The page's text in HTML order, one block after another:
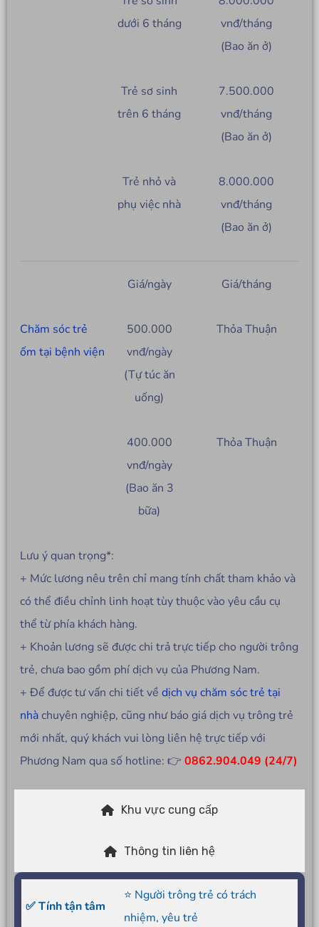
dưới 6 tháng
vnđ/tháng
(Bao ăn ở)
Trẻ sơ sinh
trên 6 tháng
7.500.000
vnđ/tháng
(Bao ăn ở)
Trẻ nhỏ và
phụ việc nhà
8.000.000
vnđ/tháng
(Bao ăn ở)
Giá/ngày Giá/tháng
Chăm sóc trẻ
ốm tại bệnh viện
500.000
vnđ/ngày
(Tự túc ăn
uống)
Thỏa Thuận
400.000
vnđ/ngày
(Bao ăn 3
bữa)
Thỏa Thuận
Lưu ý quan trọng*:
+ Mức lương nêu trên chỉ mang tính chất tham khảo và
có thể điều chỉnh linh hoạt tùy thuộc vào yêu cầu cụ
thể từ phía khách hàng.
+ Khoản lương sẽ được chi trả trực tiếp cho người trông
trẻ, chưa bao gồm phí dịch vụ của Phương Nam.
+ Để được tư vấn chi tiết về dịch vụ chăm sóc trẻ tại
nhàchuyên nghiệp, cũng như báo giá dịch vụ trông trẻ
mới nhất, quý khách vui lòng liên hệ trực tiếp với
Phương Nam qua số hotline: 👉 0862.904.049 (24/7)
Khu vực cung cấp
Thông tin liên hệ
✅ Tính tận tâm
⭐ Người trông trẻ có trách
nhiệm, yêu trẻ